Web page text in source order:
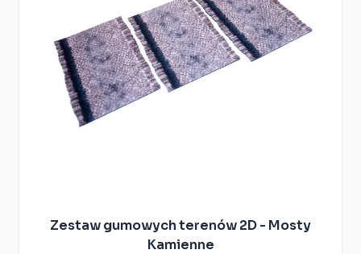
Zestaw gumowych terenów 2D - Mosty
Kamienne